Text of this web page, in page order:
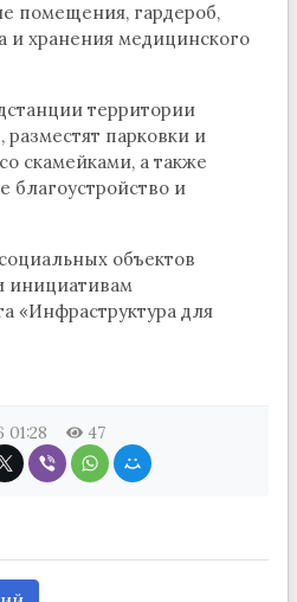
помещения, гардероб,
и хранения медицинского
территории
разместят парковки и
скамейками, а также
благоустройство и
объектов
инициативам
«Инфраструктура для
01:28 47